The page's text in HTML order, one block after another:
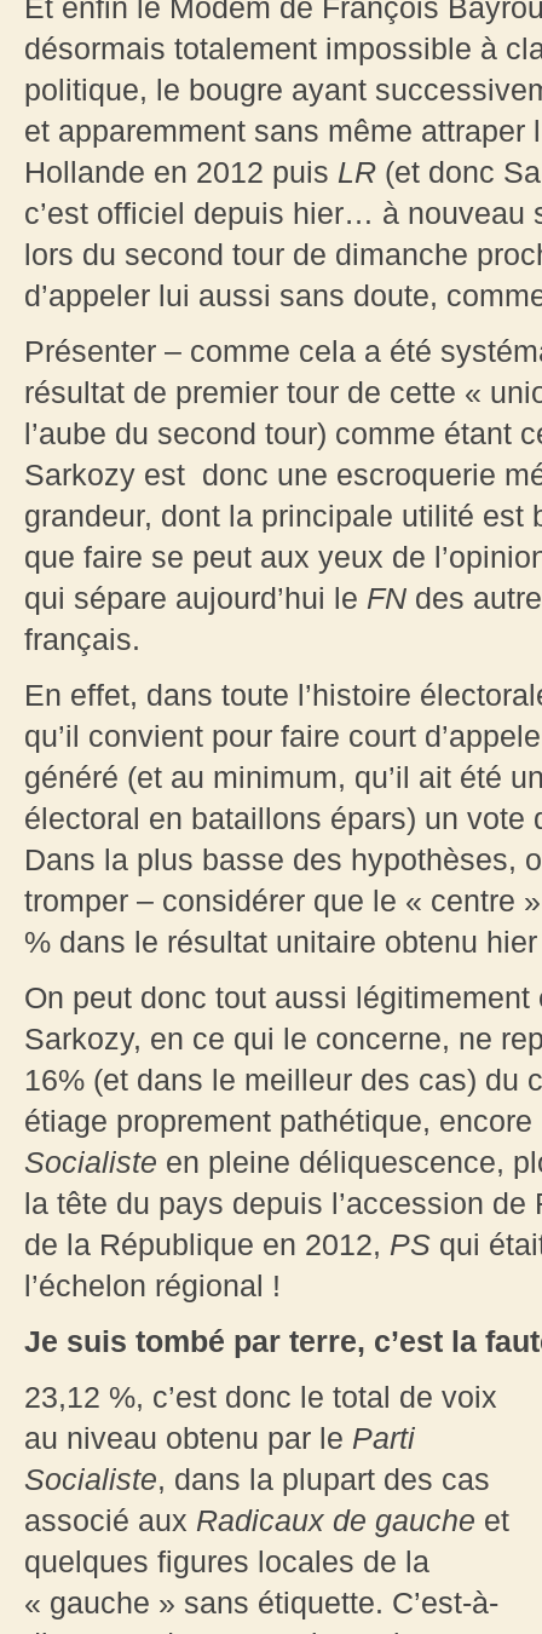
Et enfin le Modem de François
désormais totalement impossible à
politique, le bougre ayant
et apparemment sans même
Hollande en 2012 puis LR (et donc
c’est officiel depuis hier… à nouveau
lors du second tour de dimanche
d’appeler lui aussi sans doute,
Présenter – comme cela a été
résultat de premier tour de cette «
l’aube du second tour) comme étant
Sarkozy est donc une escroquerie
grandeur, dont la principale utilité
que faire se peut aux yeux de
qui sépare aujourd’hui le FN des
français.
En effet, dans toute l’histoire
qu’il convient pour faire court
généré (et au minimum, qu’il ait été
électoral en bataillons épars) un vote
Dans la plus basse des hypothèses,
tromper – considérer que le « centre
% dans le résultat unitaire obtenu
On peut donc tout aussi
Sarkozy, en ce qui le concerne, ne
16% (et dans le meilleur des cas) du
étiage proprement pathétique,
Socialiste en pleine déliquescence,
la tête du pays depuis l’accession
de la République en 2012, PS qui
l’échelon régional !
Je suis tombé par terre, c’est la
23,12 %, c’est donc le total de voix
au niveau obtenu par le Parti
Socialiste, dans la plupart des cas
associé aux Radicaux de gauche et
quelques figures locales de la
« gauche » sans étiquette. C’est-à-